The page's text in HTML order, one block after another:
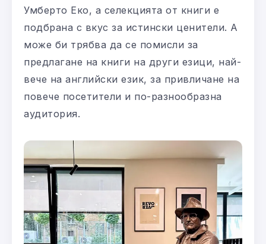
Умберто Еко, а селекцията от книги е
подбрана с вкус за истински ценители. А
може би трябва да се помисли за
предлагане на книги на други езици, най-
вече на английски език, за привличане на
повече посетители и по-разнообразна
аудитория.